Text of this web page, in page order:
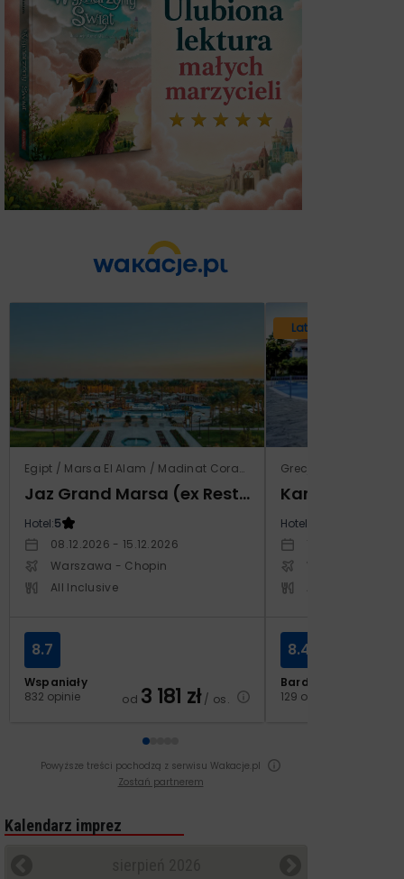
Egipt / Marsa El Alam / Madinat Coraya
Jaz Grand Marsa (ex Resta Grand Resort)
Hotel:5
08.12.2026 - 15.12.2026
Warszawa - Chopin
All Inclusive
Wspaniały
832 opinie
8.7
od 3 181 zł/ os.
Lato 2026
Grecja / Samos /
Kampos
Hotel:
Warszawa -
Bardzo dobry
129 opinii
8.4
Powyższe treści pochodzą z serwisu Wakacje.pl
Zostań partnerem
Kalendarz imprez